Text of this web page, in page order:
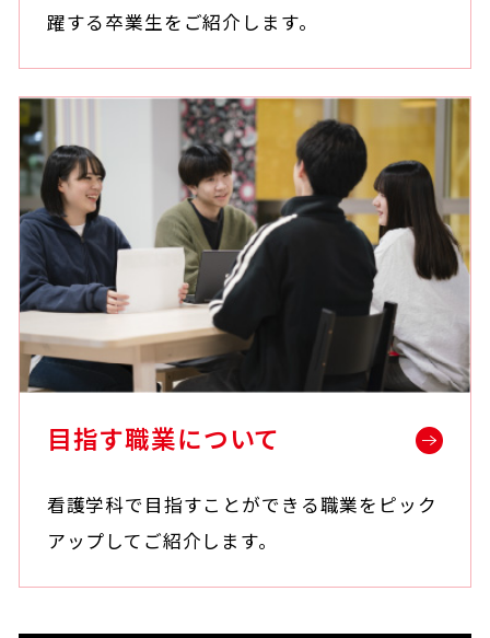
躍する卒業生をご紹介します。
目指す職業について
看護学科で目指すことができる職業をピック
アップしてご紹介します。